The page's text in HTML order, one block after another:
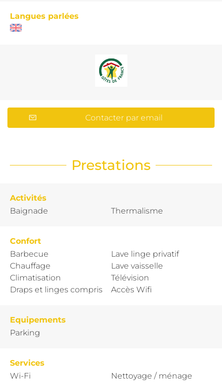
Langues parlées
Contacter par email
Prestations
Activités
Baignade
Thermalisme
Confort
Barbecue
Chauffage
Climatisation
Draps et linges compris
Lave linge privatif
Lave vaisselle
Télévision
Accès Wifi
Equipements
Parking
Services
Wi-Fi
Nettoyage / ménage